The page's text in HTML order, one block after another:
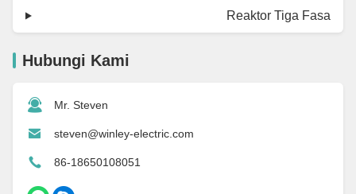
Reaktor Tiga Fasa
Hubungi Kami
Mr. Steven
steven@winley-electric.com
86-18650108051